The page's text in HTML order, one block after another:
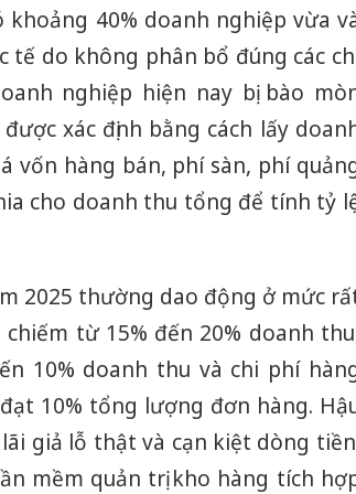
40% doanh nghiệp vừa
do không phân bổ đúng các
nghiệp hiện nay bị bào
xác định bằng cách lấy
vốn hàng bán, phí sàn, phí
cho doanh thu tổng để tính tỷ
2025 thường dao động ở mức
từ 15% đến 20% doanh
10% doanh thu và chi phí
10% tổng lượng đơn hàng.
giả lỗ thật và cạn kiệt dòng
mềm quản trị kho hàng tích